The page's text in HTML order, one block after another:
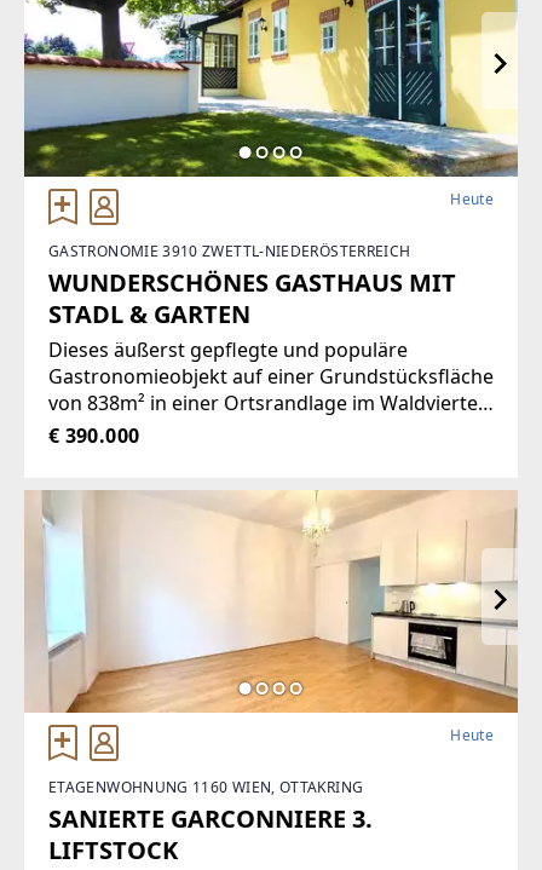
Heute
GASTRONOMIE 3910 ZWETTL-NIEDERÖSTERREICH
WUNDERSCHÖNES GASTHAUS MIT
STADL & GARTEN
Dieses äußerst gepflegte und populäre
Gastronomieobjekt auf einer Grundstücksfläche
von 838m² in einer Ortsrandlage im Waldviertel
bietet eine Vielzahl von Nutzungsmöglichkeiten
€ 390.000
Heute
ETAGENWOHNUNG 1160 WIEN, OTTAKRING
SANIERTE GARCONNIERE 3.
LIFTSTOCK